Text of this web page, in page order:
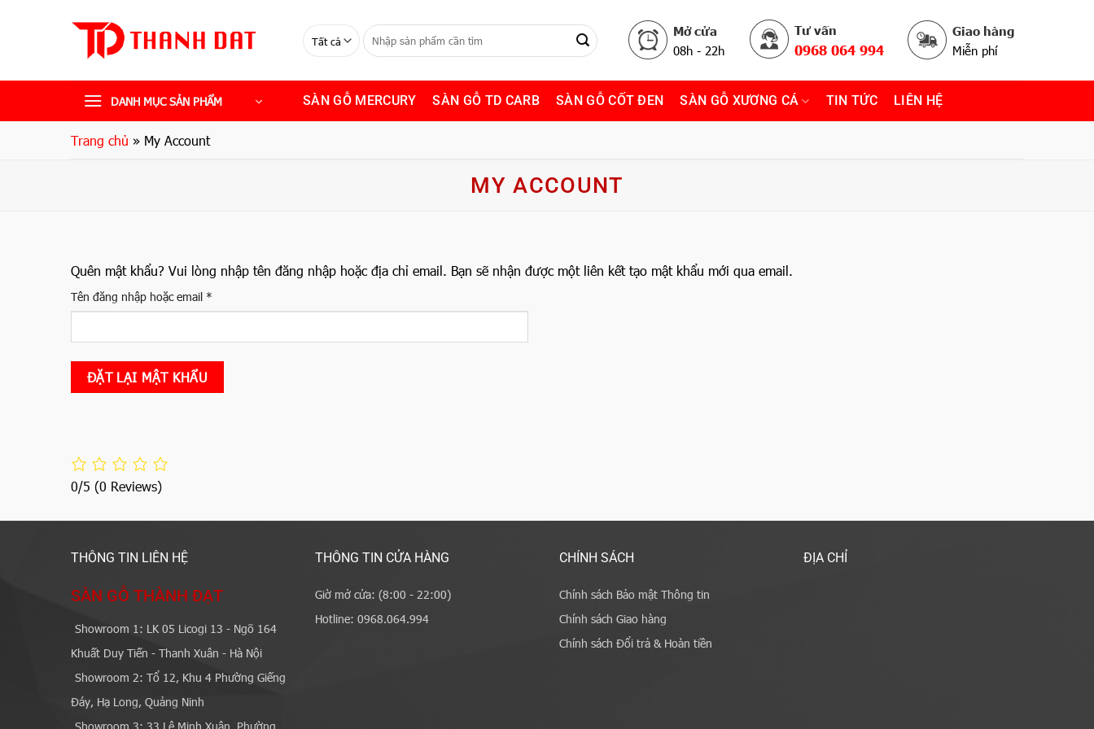
Mở cửa
08h - 22h
Tư vấn
0968 064 994
Giao hàng
Miễn phí
DANH MỤC SẢN PHẨM SÀN GỖ MERCURY SÀN GỖ TD CARB SÀN GỖ CỐT ĐEN SÀN GỖ XƯƠNG CÁ TIN TỨC LIÊN HỆ
Trang chủ » My Account
MY ACCOUNT
Quên mật khẩu? Vui lòng nhập tên đăng nhập hoặc địa chỉ email. Bạn sẽ nhận được một liên kết tạo mật khẩu mới qua email.
Tên đăng nhập hoặc email *
buộc
ĐẶT LẠI MẬT KHẨU
0/5 (0 Reviews)
THÔNG TIN LIÊN HỆ
SÀN GỖ THÀNH ĐẠT
Showroom 1: LK 05 Licogi 13 - Ngõ 164
Khuất Duy Tiến - Thanh Xuân - Hà Nội
Showroom 2: Tổ 12, Khu 4 Phường Giếng
Đáy, Hạ Long, Quảng Ninh
Showroom 3: 33 Lê Minh Xuân, Phường
THÔNG TIN CỬA HÀNG
Giờ mở cửa: (8:00 - 22:00)
Hotline: 0968.064.994
CHÍNH SÁCH
Chính sách Bảo mật Thông tin
Chính sách Giao hàng
Chính sách Đổi trả & Hoàn tiền
ĐỊA CHỈ